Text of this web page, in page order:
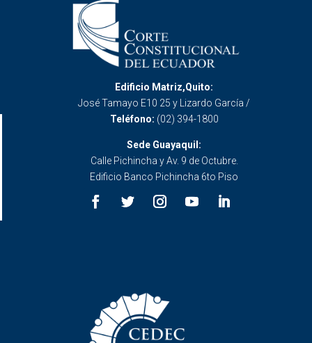
Edificio Matriz,Quito:
José Tamayo E10 25 y Lizardo García /
Teléfono: (02) 394-1800
Sede Guayaquil:
Calle Pichincha y Av. 9 de Octubre.
Edificio Banco Pichincha 6to Piso